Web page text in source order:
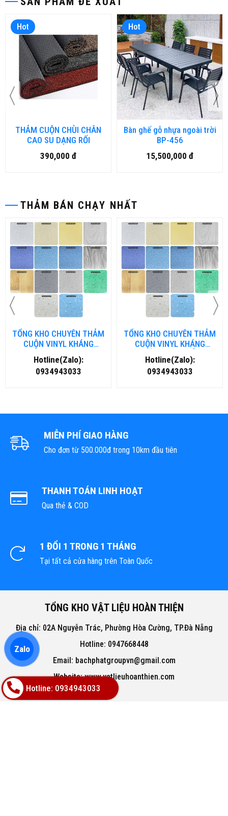
Hot
THẢM CUỘN CHÙI CHÂN
CAO SU DẠNG RỐI
390,000 đ
Hot
Bàn ghế gỗ nhựa ngoài trời
BP-456
15,500,000 đ
THẢM BÁN CHẠY NHẤT
TỔNG KHO CHUYÊN THẢM
CUỘN VINYL KHÁNG
KHUẨN TẠI NHA TRANG
Hotline(Zalo):
0934943033
TỔNG KHO CHUYÊN THẢM
CUỘN VINYL KHÁNG
KHUẨN TẠI ĐÀ NẴNG
Hotline(Zalo):
0934943033
MIỄN PHÍ GIAO HÀNG
Cho đơn từ 500.000đ trong 10km đầu tiên
THANH TOÁN LINH HOẠT
Qua thẻ & COD
1 ĐỔI 1 TRONG 1 THÁNG
Tại tất cả cửa hàng trên Toàn Quốc
TỔNG KHO VẬT LIỆU HOÀN THIỆN
Địa chỉ: 02A Nguyễn Trác, Phường Hòa Cường, TP.Đà Nẵng
Hotline: 0947668448
Email: bachphatgroupvn@gmail.com
Website: www.vatlieuhoanthien.com
Hotline: 0934943033
Zalo